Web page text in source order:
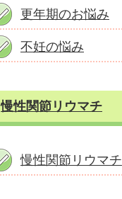
更年期のお悩み
不妊の悩み
慢性関節リウマチ
慢性関節リウマチ